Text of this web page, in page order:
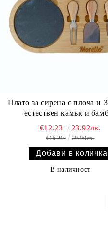
Плато за сирена с плоча и
естествен камък и
€12.23 23.92лв.
€15.29 29.90лв.
В наличност